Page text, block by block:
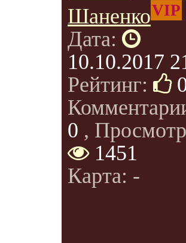
ШаненкоVIP
Дата:
10.10.2017
Рейтинг:
0 ,
1451
Карта: -